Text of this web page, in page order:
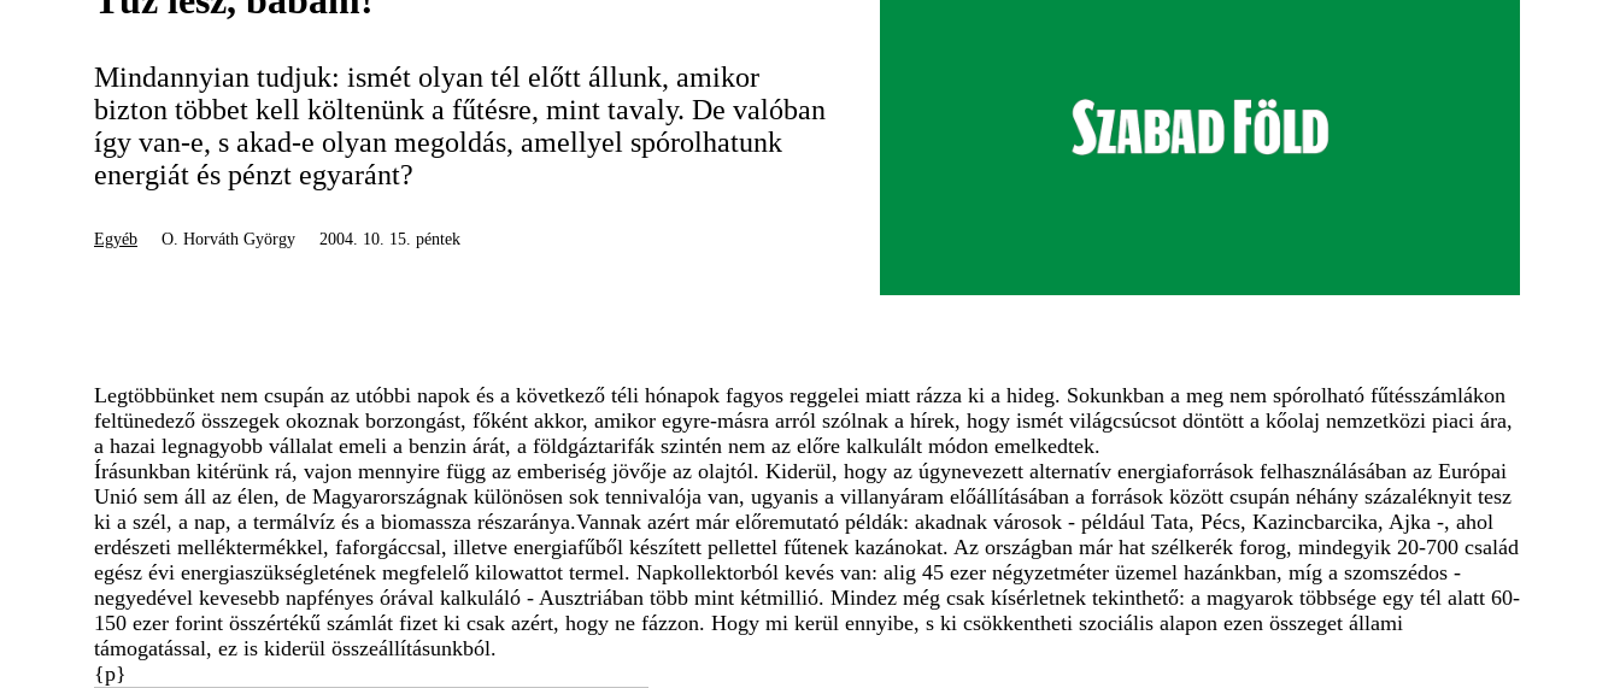
Mindannyian tudjuk: ismét olyan tél előtt állunk, amikor
bizton többet kell költenünk a fűtésre, mint tavaly. De valóban
így van-e, s akad-e olyan megoldás, amellyel spórolhatunk
energiát és pénzt egyaránt?
Egyéb O. Horváth György 2004. 10. 15. péntek
Legtöbbünket nem csupán az utóbbi napok és a következő téli hónapok fagyos reggelei miatt rázza ki a hideg. Sokunkban a meg nem spórolható fűtésszámlákon
feltünedező összegek okoznak borzongást, főként akkor, amikor egyre-másra arról szólnak a hírek, hogy ismét világcsúcsot döntött a kőolaj nemzetközi piaci ára,
a hazai legnagyobb vállalat emeli a benzin árát, a földgáztarifák szintén nem az előre kalkulált módon emelkedtek.
Írásunkban kitérünk rá, vajon mennyire függ az emberiség jövője az olajtól. Kiderül, hogy az úgynevezett alternatív energiaforrások felhasználásában az Európai
Unió sem áll az élen, de Magyarországnak különösen sok tennivalója van, ugyanis a villanyáram előállításában a források között csupán néhány százaléknyit tesz
ki a szél, a nap, a termálvíz és a biomassza részaránya.Vannak azért már előremutató példák: akadnak városok - például Tata, Pécs, Kazincbarcika, Ajka -, ahol
erdészeti melléktermékkel, faforgáccsal, illetve energiafűből készített pellettel fűtenek kazánokat. Az országban már hat szélkerék forog, mindegyik 20-700 család
egész évi energiaszükségletének megfelelő kilowattot termel. Napkollektorból kevés van: alig 45 ezer négyzetméter üzemel hazánkban, míg a szomszédos -
negyedével kevesebb napfényes órával kalkuláló - Ausztriában több mint kétmillió. Mindez még csak kísérletnek tekinthető: a magyarok többsége egy tél alatt 60-
150 ezer forint összértékű számlát fizet ki csak azért, hogy ne fázzon. Hogy mi kerül ennyibe, s ki csökkentheti szociális alapon ezen összeget állami
támogatással, ez is kiderül összeállításunkból.
{p}